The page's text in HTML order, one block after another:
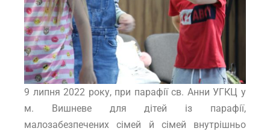
9 липня 2022 року, при парафії св. Анни УГКЦ у
м. Вишневе для дітей із парафії,
малозабезпечених сімей й сімей внутрішньо